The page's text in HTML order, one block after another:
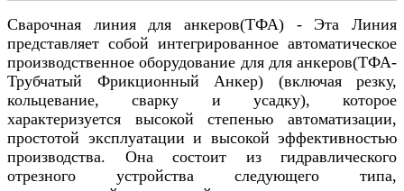
Cварочная линия для анкеров(ТФА) - Эта Линия
представляет собой интегрированное автоматическое
производственное оборудование для для анкеров(ТФА-
Трубчатый Фрикционный Анкер) (включая резку,
кольцевание, сварку и усадку), которое
характеризуется высокой степенью автоматизации,
простотой эксплуатации и высокой эффективностью
производства. Она состоит из гидравлического
отрезного устройства следующего типа,